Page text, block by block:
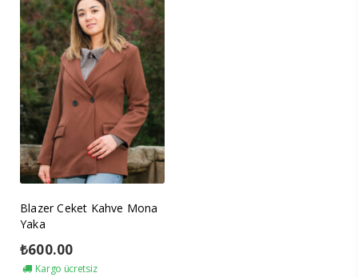
Blazer Ceket Kahve Mona
Yaka
₺600.00
Kargo ücretsiz